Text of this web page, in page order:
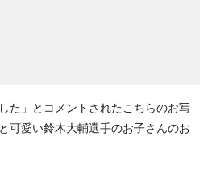
た」とコメントされたこちらのお写
可愛い鈴木大輔選手のお子さんのお